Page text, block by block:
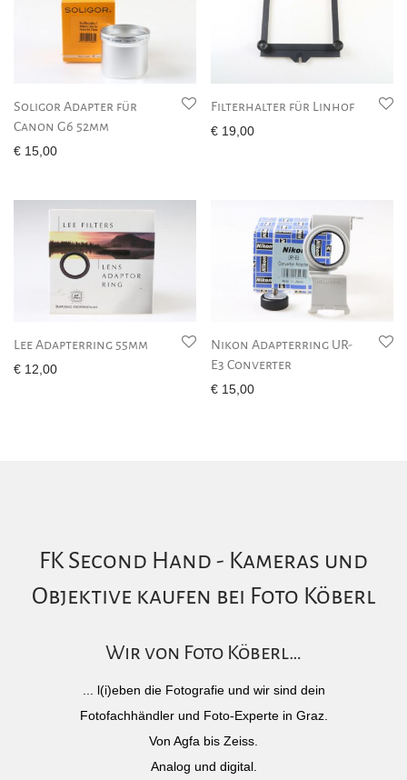
Soligor Adapter für
Canon G6 52mm
€ 15,00
Filterhalter für Linhof
€ 19,00
Lee Adapterring 55mm
€ 12,00
Nikon Adapterring UR-
E3 Converter
€ 15,00
FK Second Hand - Kameras und
Objektive kaufen bei Foto Köberl
Wir von Foto Köberl…
... l(i)eben die Fotografie und wir sind dein
Fotofachhändler und Foto-Experte in Graz.
Von Agfa bis Zeiss.
Analog und digital.